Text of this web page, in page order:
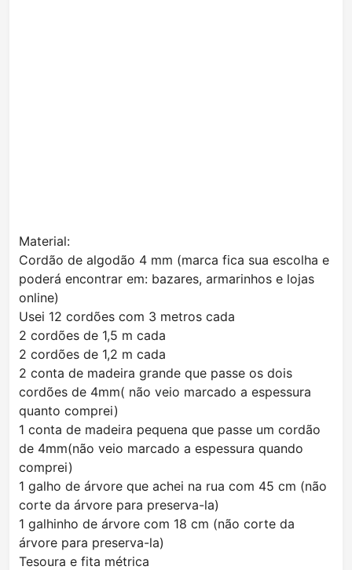
Material:
Cordão de algodão 4 mm (marca fica sua escolha e
poderá encontrar em: bazares, armarinhos e lojas
online)
Usei 12 cordões com 3 metros cada
2 cordões de 1,5 m cada
2 cordões de 1,2 m cada
2 conta de madeira grande que passe os dois
cordões de 4mm( não veio marcado a espessura
quanto comprei)
1 conta de madeira pequena que passe um cordão
de 4mm(não veio marcado a espessura quando
comprei)
1 galho de árvore que achei na rua com 45 cm (não
corte da árvore para preserva-la)
1 galhinho de árvore com 18 cm (não corte da
árvore para preserva-la)
Tesoura e fita métrica